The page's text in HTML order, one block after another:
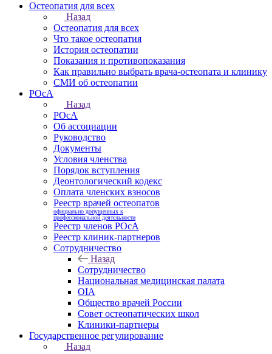
Остеопатия для всех
Назад
Остеопатия для всех
Что такое остеопатия
История остеопатии
Показания и противопоказания
Как правильно выбрать врача-остеопата и клинику
СМИ об остеопатии
РОсА
Назад
РОсА
Об ассоциации
Руководство
Документы
Условия членства
Порядок вступления
Деонтологический кодекс
Оплата членских взносов
Реестр врачей остеопатов
официально допущенных к
профессиональной деятельности
Реестр членов РОсА
Реестр клиник-партнеров
Сотрудничество
Назад
Сотрудничество
Национальная медицинская палата
OIA
Общество врачей России
Совет остеопатических школ
Клиники-партнеры
Государственное регулирование
Назад